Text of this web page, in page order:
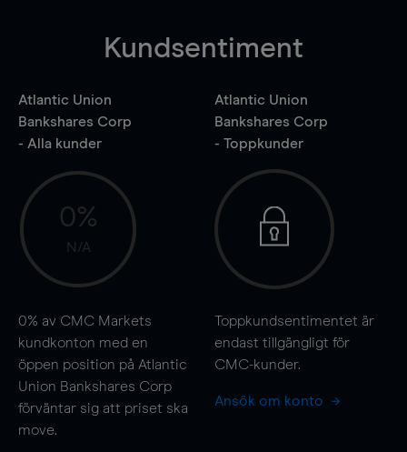
Kundsentiment
Atlantic Union
Bankshares Corp
- Alla kunder
0%
N/A
0% av CMC Markets
kundkonton med en
öppen position på Atlantic
Union Bankshares Corp
förväntar sig att priset ska
move.
Atlantic Union
Bankshares Corp
- Toppkunder
Toppkundsentimentet är
endast tillgängligt för
CMC-kunder.
Ansök om konto